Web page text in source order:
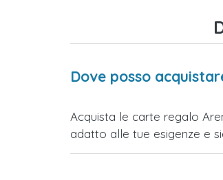
Dove posso
Acquista le carte regalo
adatto alle tue esigenze e